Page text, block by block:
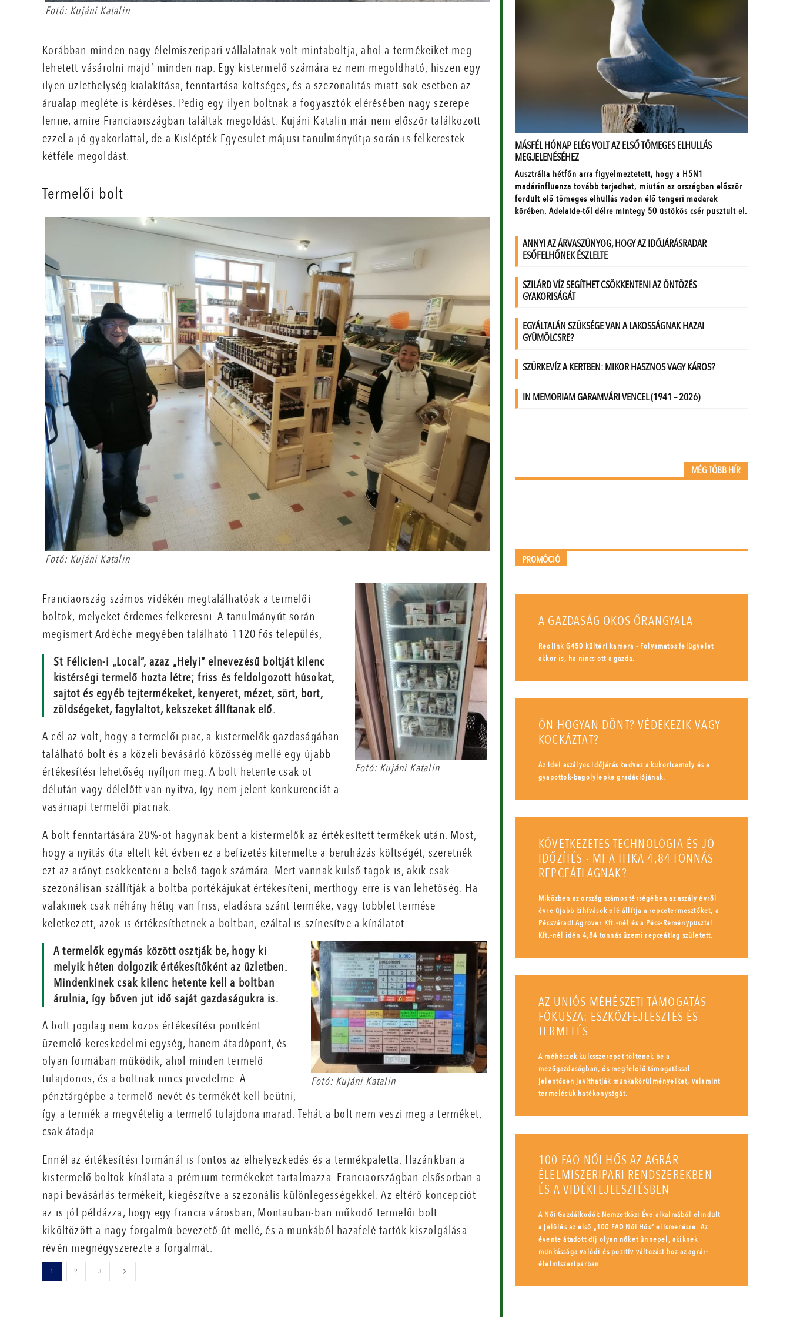
Fotó: Kujáni Katalin
Korábban minden nagy élelmiszeripari vállalatnak volt mintaboltja, ahol a termékeiket meg
lehetett vásárolni majd’ minden nap. Egy kistermelő számára ez nem megoldható, hiszen egy
ilyen üzlethelység kialakítása, fenntartása költséges, és a szezonalitás miatt sok esetben az
árualap megléte is kérdéses. Pedig egy ilyen boltnak a fogyasztók elérésében nagy szerepe
lenne, amire Franciaországban találtak megoldást. Kujáni Katalin már nem először találkozott
ezzel a jó gyakorlattal, de a Kislépték Egyesület májusi tanulmányútja során is felkerestek
kétféle megoldást.
Termelői bolt
Fotó: Kujáni Katalin
Fotó: Kujáni Katalin
Franciaország számos vidékén megtalálhatóak a termelői
boltok, melyeket érdemes felkeresni. A tanulmányút során
megismert Ardèche megyében található 1120 fős település,
St Félicien-i „Local”, azaz „Helyi” elnevezésű boltját kilenc
kistérségi termelő hozta létre; friss és feldolgozott húsokat,
sajtot és egyéb tejtermékeket, kenyeret, mézet, sört, bort,
zöldségeket, fagylaltot, kekszeket állítanak elő.
A cél az volt, hogy a termelői piac, a kistermelők gazdaságában
található bolt és a közeli bevásárló közösség mellé egy újabb
értékesítési lehetőség nyíljon meg. A bolt hetente csak öt
délután vagy délelőtt van nyitva, így nem jelent konkurenciát a
vasárnapi termelői piacnak.
A bolt fenntartására 20%-ot hagynak bent a kistermelők az értékesített termékek után. Most,
hogy a nyitás óta eltelt két évben ez a befizetés kitermelte a beruházás költségét, szeretnék
ezt az arányt csökkenteni a belső tagok számára. Mert vannak külső tagok is, akik csak
szezonálisan szállítják a boltba portékájukat értékesíteni, merthogy erre is van lehetőség. Ha
valakinek csak néhány hétig van friss, eladásra szánt terméke, vagy többlet termése
keletkezett, azok is értékesíthetnek a boltban, ezáltal is színesítve a kínálatot.
Fotó: Kujáni Katalin
A termelők egymás között osztják be, hogy ki
melyik héten dolgozik értékesítőként az üzletben.
Mindenkinek csak kilenc hetente kell a boltban
árulnia, így bőven jut idő saját gazdaságukra is.
A bolt jogilag nem közös értékesítési pontként
üzemelő kereskedelmi egység, hanem átadópont, és
olyan formában működik, ahol minden termelő
tulajdonos, és a boltnak nincs jövedelme. A
pénztárgépbe a termelő nevét és termékét kell beütni,
így a termék a megvételig a termelő tulajdona marad. Tehát a bolt nem veszi meg a terméket,
csak átadja.
Ennél az értékesítési formánál is fontos az elhelyezkedés és a termékpaletta. Hazánkban a
kistermelő boltok kínálata a prémium termékeket tartalmazza. Franciaországban elsősorban a
napi bevásárlás termékeit, kiegészítve a szezonális különlegességekkel. Az eltérő koncepciót
az is jól példázza, hogy egy francia városban, Montauban-ban működő termelői bolt
kiköltözött a nagy forgalmú bevezető út mellé, és a munkából hazafelé tartók kiszolgálása
révén megnégyszerezte a forgalmát.
1 2 3
MÉG TÖBB HÍR
PROMÓCIÓ
A GAZDASÁG OKOS ŐRANGYALA
Reolink G450 kültéri kamera - Folyamatos felügyelet
akkor is, ha nincs ott a gazda.
ÖN HOGYAN DÖNT? VÉDEKEZIK VAGY
KOCKÁZTAT?
Az idei aszályos időjárás kedvez a kukoricamoly és a
gyapottok-bagolylepke gradációjának.
KÖVETKEZETES TECHNOLÓGIA ÉS JÓ
IDŐZÍTÉS - MI A TITKA 4,84 TONNÁS
REPCEÁTLAGNAK?
Miközben az ország számos térségében az aszály évről
évre újabb kihívások elé állítja a repcetermesztőket, a
Pécsváradi Agrover Kft.-nél és a Pécs-Reménypusztai
Kft.-nél idén 4,84 tonnás üzemi repceátlag született.
AZ UNIÓS MÉHÉSZETI TÁMOGATÁS
FÓKUSZA: ESZKÖZFEJLESZTÉS ÉS
TERMELÉS
A méhészek kulcsszerepet töltenek be a
mezőgazdaságban, és megfelelő támogatással
jelentősen javíthatják munkakörülményeiket, valamint
termelésük hatékonyságát.
100 FAO NŐI HŐS AZ AGRÁR-
ÉLELMISZERIPARI RENDSZEREKBEN
ÉS A VIDÉKFEJLESZTÉSBEN
A Női Gazdálkodók Nemzetközi Éve alkalmából elindult
a jelölés az első „100 FAO Női Hős” elismerésre. Az
évente átadott díj olyan nőket ünnepel, akiknek
munkássága valódi és pozitív változást hoz az agrár-
élelmiszeriparban.